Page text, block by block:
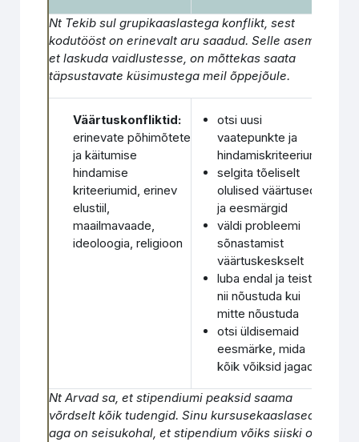
Nt Tekib sul grupikaaslastega konflikt, sest
kodutööst on erinevalt aru saadud. Selle asemel
et laskuda vaidlustesse, on mõttekas saata
täpsustavate küsimustega meil õppejõule.
Väärtuskonfliktid:
erinevate põhimõtete
ja käitumise
hindamise
kriteeriumid, erinev
elustiil,
maailmavaade,
ideoloogia, religioon
otsi uusi
vaatepunkte ja
hindamiskriteeriume
selgita tõeliselt
olulised väärtused
ja eesmärgid
väldi probleemi
sõnastamist
väärtuskeskselt
luba endal ja teistel
nii nõustuda kui
mitte nõustuda
otsi üldisemaid
eesmärke, mida
kõik võiksid jagada
Nt Arvad sa, et stipendiumi peaksid saama
võrdselt kõik tudengid. Sinu kursusekaaslased
aga on seisukohal, et stipendium võiks siiski olla